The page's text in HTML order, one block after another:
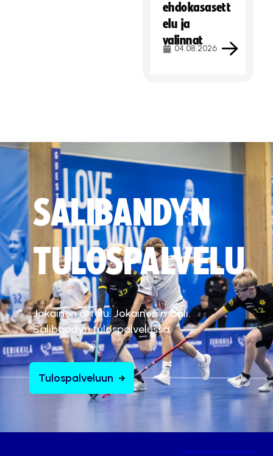
ehdokasasett
elu ja
valinnat
04.08.2026
SALIBANDYN
TULOSPALVELU
Jokainen ottelu. Jokainen maali.
Salibandyn tulospalvelussa.
Tulospalveluun